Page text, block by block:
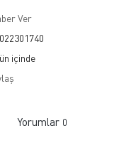
Ver
Yorumlar 0